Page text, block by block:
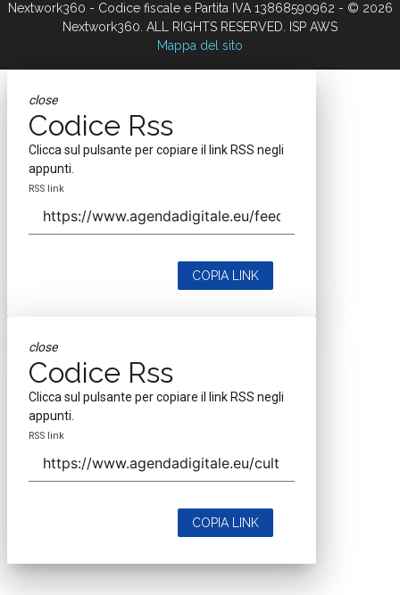
Nextwork360 - Codice fiscale e Partita IVA 13868590962 - © 2026
Nextwork360. ALL RIGHTS RESERVED. ISP AWS
Mappa del sito
close
Codice Rss
Clicca sul pulsante per copiare il link RSS negli
appunti.
RSS link
COPIA LINK
close
Codice Rss
Clicca sul pulsante per copiare il link RSS negli
appunti.
RSS link
COPIA LINK